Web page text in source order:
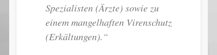
Spezialisten (Ärzte) sowie zu
einem mangelhaften Virenschutz
(Erkältungen).“